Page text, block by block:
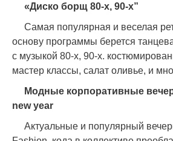
«Диско борщ 80-х, 90-х”
Самая популярная и веселая
основу программы берется
с музыкой 80-х, 90-х.
мастер классы, салат оливье, и
Модные корпоративные
new year
Актуальные и популярный